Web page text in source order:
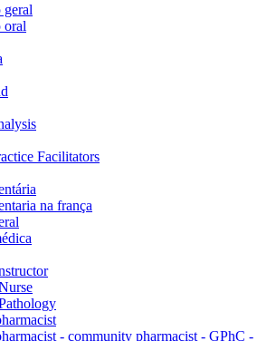
geral
oral
Facilitators
na frança
- community pharmacist - GPhC -